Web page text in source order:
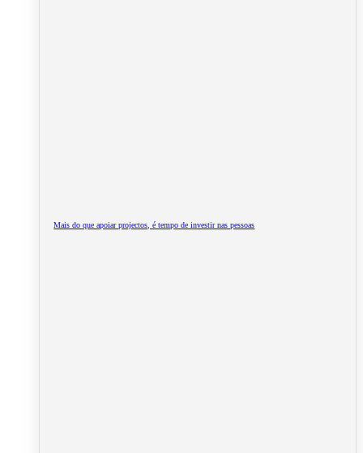
Mais do que apoiar projectos, é tempo de investir nas pessoas